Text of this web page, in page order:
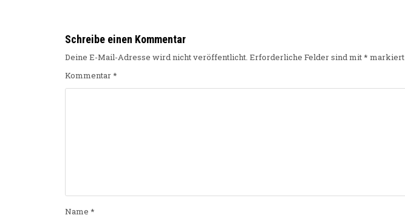
Schreibe einen Kommentar
Deine E-Mail-Adresse wird nicht veröffentlicht. Erforderliche Felder sind mit* markiert
Kommentar*
Name *